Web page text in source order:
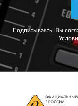
Подписываясь, Вы